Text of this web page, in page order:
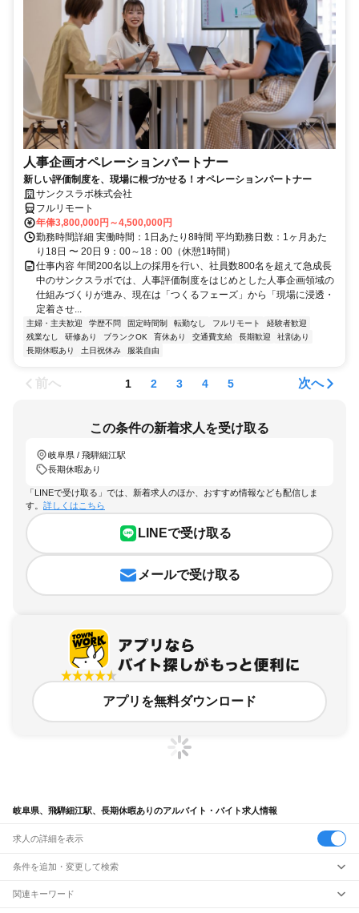
人事企画オペレーションパートナー
新しい評価制度を、現場に根づかせる！オペレーションパートナー
サンクスラボ株式会社
フルリモート
年俸3,800,000円～4,500,000円
勤務時間詳細 実働時間：1日あたり8時間 平均勤務日数：1ヶ月あた
り18日 〜 20日 9：00～18：00（休憩1時間）
仕事内容 年間200名以上の採用を行い、社員数800名を超えて急成長
中のサンクスラボでは、人事評価制度をはじめとした人事企画領域の
仕組みづくりが進み、現在は「つくるフェーズ」から「現場に浸透・
定着させ...
主婦・主夫歓迎 学歴不問 固定時間制 転勤なし フルリモート
経験者歓迎
残業なし
研修あり ブランクOK 育休あり 交通費支給 長期歓迎
社割あり
長期休暇あり
土日祝休み 服装自由
前へ 1 2 3 4 5 次へ
この条件の新着求人を受け取る
岐阜県 / 飛騨細江駅
長期休暇あり
「LINEで受け取る」では、新着求人のほか、おすすめ情報なども配信しま
す。 詳しくはこちら
LINEで受け取る
メールで受け取る
アプリを無料ダウンロード
岐阜県、飛騨細江駅、長期休暇ありのアルバイト・バイト求人情報
求人の詳細を表示
条件を追加・変更して検索
市区町村を追加・変更
関連キーワード